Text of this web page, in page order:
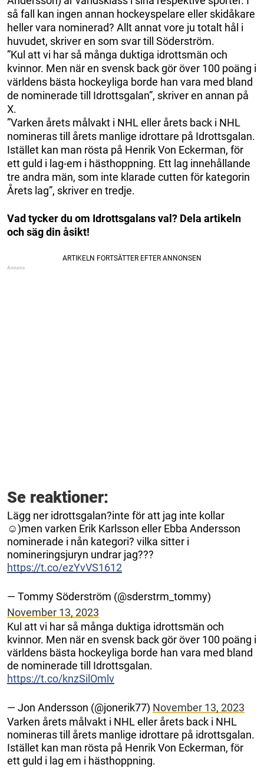
så fall kan ingen annan hockeyspelare eller skidåkare
heller vara nominerad? Allt annat vore ju totalt hål i
huvudet, skriver en som svar till Söderström.
”Kul att vi har så många duktiga idrottsmän och
kvinnor. Men när en svensk back gör över 100 poäng i
världens bästa hockeyliga borde han vara med bland
de nominerade till Idrottsgalan”, skriver en annan på
X.
”Varken årets målvakt i NHL eller årets back i NHL
nomineras till årets manlige idrottare på Idrottsgalan.
Istället kan man rösta på Henrik Von Eckerman, för
ett guld i lag-em i hästhoppning. Ett lag innehållande
tre andra män, som inte klarade cutten för kategorin
Årets lag”, skriver en tredje.
Vad tycker du om Idrottsgalans val? Dela artikeln
och säg din åsikt!
Se reaktioner:
Lägg ner idrottsgalan?inte för att jag inte kollar
☺️)men varken Erik Karlsson eller Ebba Andersson
nominerade i nån kategori? vilka sitter i
nomineringsjuryn undrar jag???
https://t.co/ezYvVS1612
— Tommy Söderström (@sderstrm_tommy)
November 13, 2023
Kul att vi har så många duktiga idrottsmän och
kvinnor. Men när en svensk back gör över 100 poäng i
världens bästa hockeyliga borde han vara med bland
de nominerade till Idrottsgalan.
https://t.co/knzSilOmlv
— Jon Andersson (@jonerik77) November 13, 2023
Varken årets målvakt i NHL eller årets back i NHL
nomineras till årets manlige idrottare på idrottsgalan.
Istället kan man rösta på Henrik Von Eckerman, för
ett guld i lag em i hästhoppning.